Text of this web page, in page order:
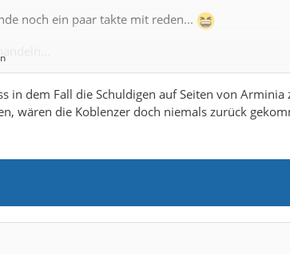
noch ein paar takte mit reden...
in dem Fall die Schuldigen auf Seiten von Arminia
wären die Koblenzer doch niemals zurück